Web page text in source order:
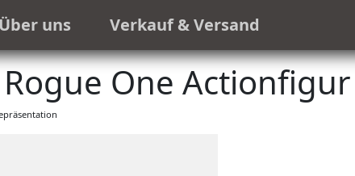
Über uns Verkauf & Versand
Rogue One Actionfigur